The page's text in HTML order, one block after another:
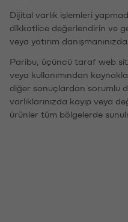
Dijital varlık işlemleri
dikkatlice değerlendirin ve
veya yatırım
Paribu, üçüncü taraf web
veya kullanımından
diğer sonuçlardan sorumlu
varlıklarınızda kayıp veya
ürünler tüm bölgelerde